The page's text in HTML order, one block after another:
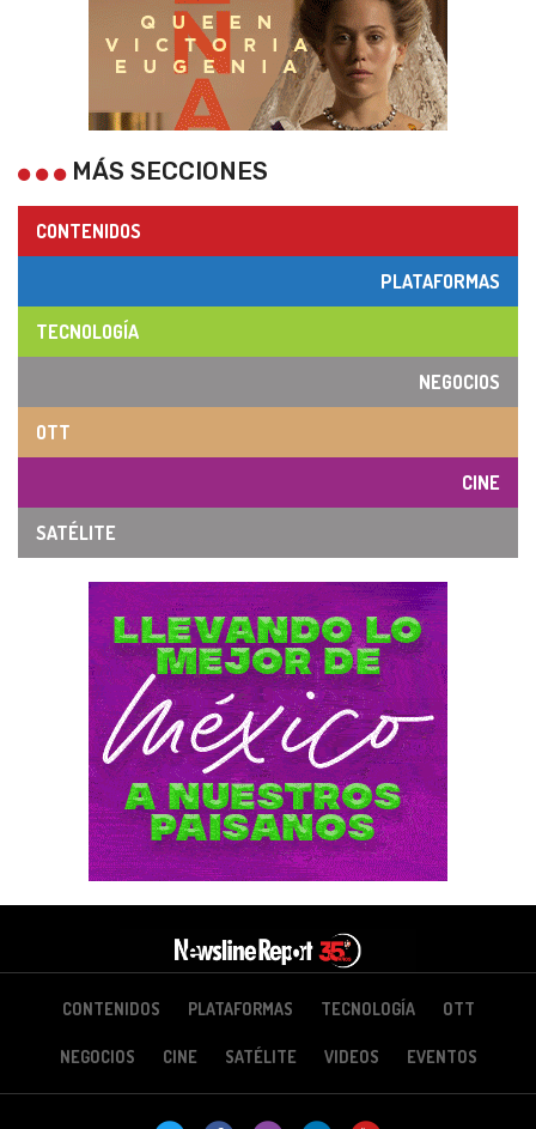
MÁS SECCIONES
CONTENIDOS
PLATAFORMAS
TECNOLOGÍA
NEGOCIOS
OTT
CINE
SATÉLITE
CONTENIDOS PLATAFORMAS TECNOLOGÍA OTT
NEGOCIOS CINE SATÉLITE VIDEOS EVENTOS